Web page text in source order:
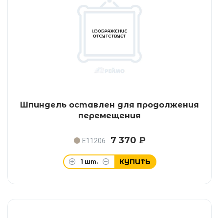
Шпиндель оставлен для продолжения
перемещения
E11206 7 370 ₽
1 шт. КУПИТЬ